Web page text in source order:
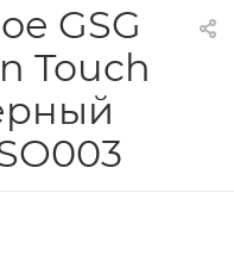
GSG
Touch